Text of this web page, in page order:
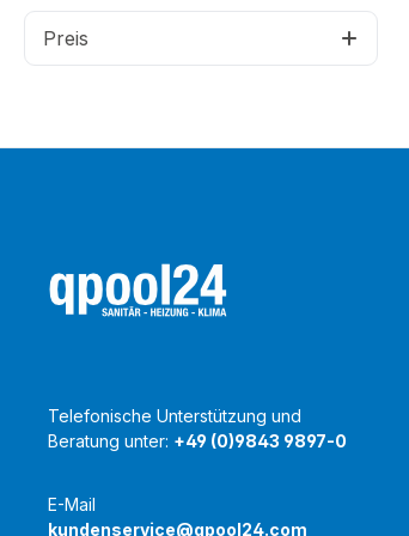
Preis
Telefonische Unterstützung und
Beratung unter: +49 (0)9843 9897-0
E-Mail
kundenservice@qpool24.com